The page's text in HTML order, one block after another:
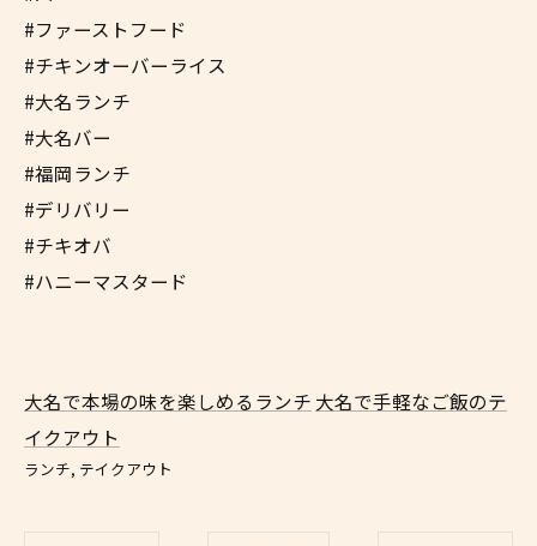
#ファーストフード
#チキンオーバーライス
#大名ランチ
#大名バー
#福岡ランチ
#デリバリー
#チキオバ
#ハニーマスタード
大名で本場の味を楽しめるランチ 大名で手軽なご飯のテ
イクアウト
ランチ テイクアウト